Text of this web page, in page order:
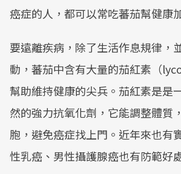
癌症的人，都可以常吃蕃茄幫健康
要遠離疾病，除了生活作息規律，
動，蕃茄中含有大量的茄紅素（
幫助維持健康的尖兵。茄紅素是是
然的強力抗氧化劑，它能調整體質
胞，避免癌症找上門。近年來也有
性乳癌、男性攝護腺癌也有防範好